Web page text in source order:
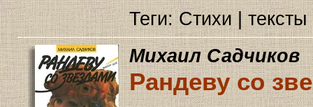
Теги: Стихи | тексты
Михаил Садчиков
Рандеву со